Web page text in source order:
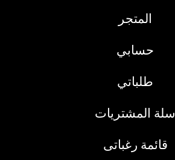
المتجر
حسابي
طلباتي
سلة المشتريات
قائمة رغباتى